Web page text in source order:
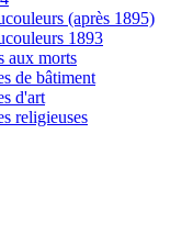
(après 1895)
1893
aux morts
de bâtiment
d'art
religieuses